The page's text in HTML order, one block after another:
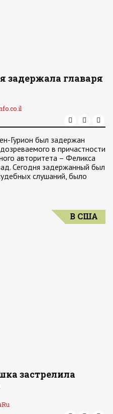
задержала главаря
Гурион был задержан
в причастности
авторитета – Феликса
Сегодня задержанный был
слушаний, было
В США
застрелила